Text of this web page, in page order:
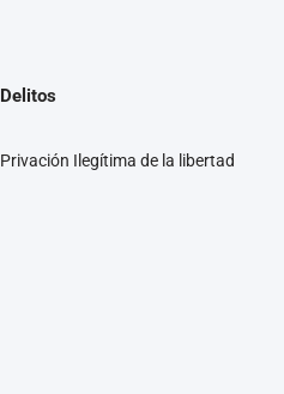
Delitos
Privación Ilegítima de la libertad